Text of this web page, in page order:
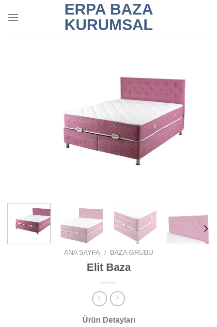
atla
ERPA BAZA
KURUMSAL
ANA SAYFA / BAZA GRUBU
Elit Baza
Ürün Detayları